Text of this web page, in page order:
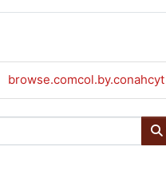
browse.comcol.by.conahcyt